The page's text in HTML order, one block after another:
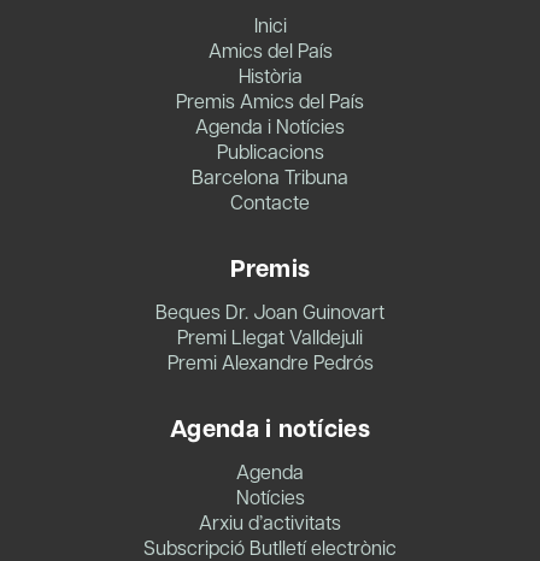
Inici
Amics del País
Història
Premis Amics del País
Agenda i Notícies
Publicacions
Barcelona Tribuna
Contacte
Premis
Beques Dr. Joan Guinovart
Premi Llegat Valldejuli
Premi Alexandre Pedrós
Agenda i notícies
Agenda
Notícies
Arxiu d’activitats
Subscripció Butlletí electrònic